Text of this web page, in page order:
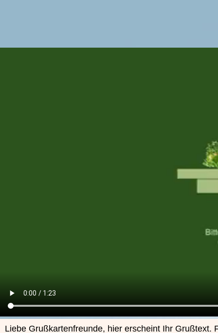
Liebe Grußkartenfreunde, hier erscheint Ihr